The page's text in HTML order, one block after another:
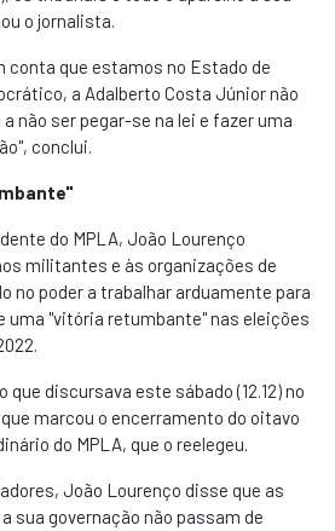
o jornalista.
conta que estamos no Estado de
a Adalberto Costa Júnior não
não ser pegar-se na lei e fazer uma
conclui.
do MPLA, João Lourenço
militantes e às organizações de
no poder a trabalhar arduamente para
uma "vitória retumbante" nas eleições
que discursava este sábado (12.12) no
marcou o encerramento do oitavo
do MPLA, que o reelegeu.
João Lourenço disse que as
sua governação não passam de